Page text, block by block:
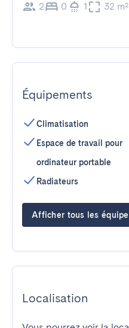
2 0 1 32 m²
Équipements
Climatisation
Espace de travail pour
ordinateur portable
Radiateurs
Afficher tous les
Localisation